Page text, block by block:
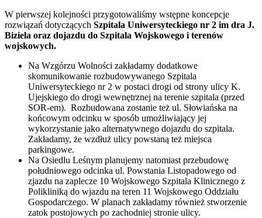
W pierwszej kolejności przygotowaliśmy wstępne koncepcje
rozwiązań dotyczących Szpitala Uniwersyteckiego nr 2 im dra J.
Biziela oraz dojazdu do Szpitala Wojskowego i terenów
wojskowych.
Na Wzgórzu Wolności zakładamy dodatkowe
skomunikowanie rozbudowywanego Szpitala
Uniwersyteckiego nr 2 w postaci drogi od strony ulicy K.
Ujejskiego do drogi wewnętrznej na terenie szpitala (przed
SOR-em). Rozbudowana zostanie też ul. Słowiańska na
końcowym odcinku w sposób umożliwiający jej
wykorzystanie jako alternatywnego dojazdu do szpitala.
Zakładamy, że wzdłuż ulicy powstaną też miejsca
parkingowe.
Na Osiedlu Leśnym planujemy natomiast przebudowę
południowego odcinka ul. Powstania Listopadowego od
zjazdu na zaplecze 10 Wojskowego Szpitala Klinicznego z
Polikliniką do wjazdu na teren 11 Wojskowego Oddziału
Gospodarczego. W planach zakładamy również stworzenie
zatok postojowych po zachodniej stronie ulicy.